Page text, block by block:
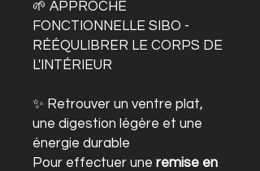
🌱 APPROCHE
FONCTIONNELLE SIBO -
RÉÉQULIBRER LE CORPS DE
L'INTÉRIEUR
✨ Retrouver un ventre plat,
une digestion légère et une
énergie durable
Pour effectuer une remise en